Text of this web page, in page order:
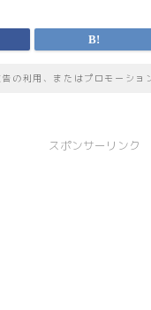
の利用、またはプロモーショ
スポンサーリンク